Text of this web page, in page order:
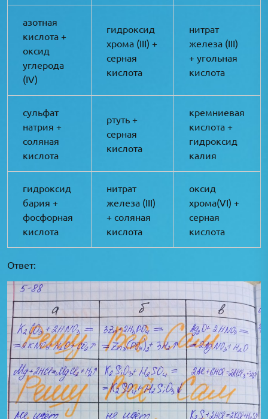
азотная
кислота +
оксид
углерода
(IV)
гидроксид
хрома (III) +
серная
кислота
нитрат
железа (III)
+ угольная
кислота
сульфат
натрия +
соляная
кислота
ртуть +
серная
кислота
кремниевая
кислота +
гидроксид
калия
гидроксид
бария +
фосфорная
кислота
нитрат
железа (III)
+ соляная
кислота
оксид
хрома(VI) +
серная
кислота
Ответ: